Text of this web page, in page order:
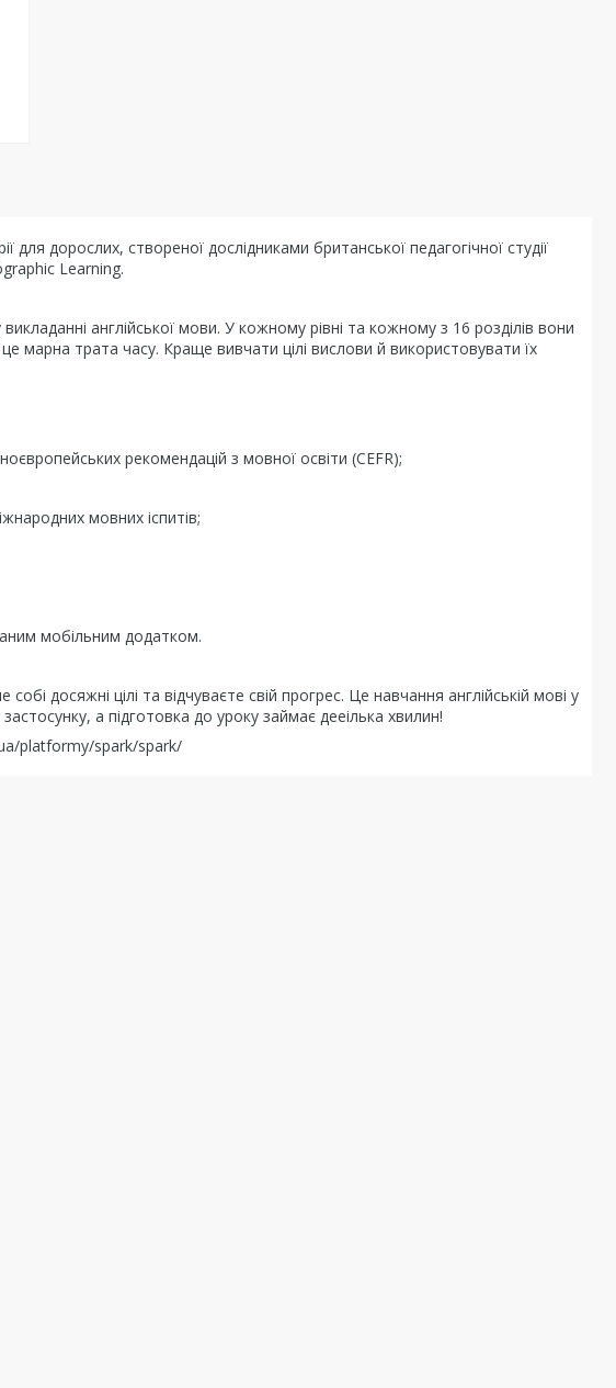
для дорослих, створеної дослідниками британської педагогічної студії
Learning.
англійської мови. У кожному рівні та кожному з 16 розділів вони
трата часу. Краще вивчати цілі вислови й використовувати їх
рекомендацій з мовної освіти (CEFR);
мовних іспитів;
мобільним додатком.
досяжні цілі та відчуваєте свій прогрес. Це навчання англійській мові у
а підготовка до уроку займає дееілька хвилин!
platformy/spark/spark/